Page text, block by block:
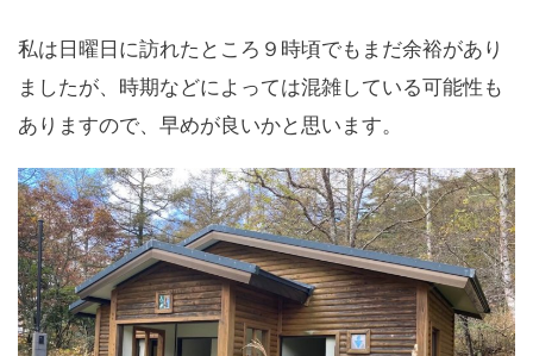
私は日曜日に訪れたところ９時頃でもまだ余裕があり
ましたが、時期などによっては混雑している可能性も
ありますので、早めが良いかと思います。